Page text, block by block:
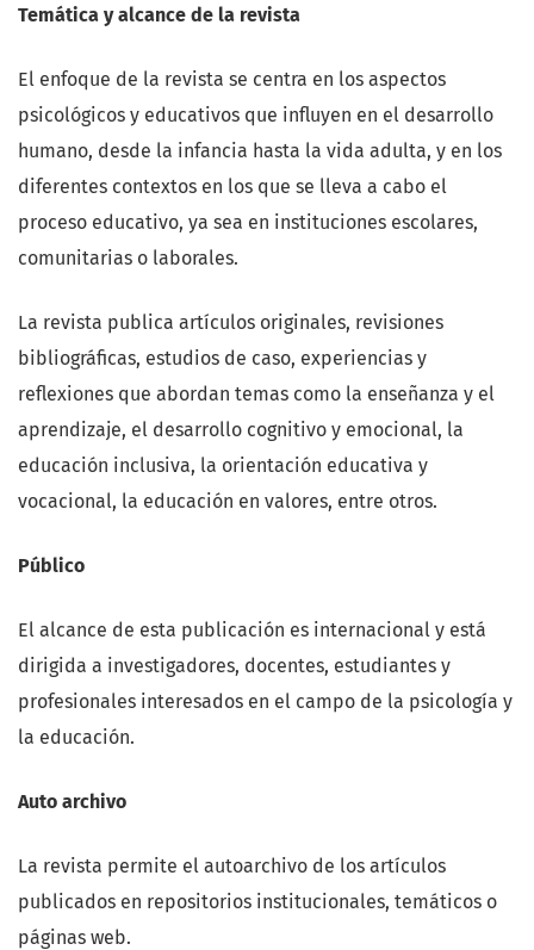
Temática y alcance de la revista
El enfoque de la revista se centra en los aspectos
psicológicos y educativos que influyen en el desarrollo
humano, desde la infancia hasta la vida adulta, y en los
diferentes contextos en los que se lleva a cabo el
proceso educativo, ya sea en instituciones escolares,
comunitarias o laborales.
La revista publica artículos originales, revisiones
bibliográficas, estudios de caso, experiencias y
reflexiones que abordan temas como la enseñanza y el
aprendizaje, el desarrollo cognitivo y emocional, la
educación inclusiva, la orientación educativa y
vocacional, la educación en valores, entre otros.
Público
El alcance de esta publicación es internacional y está
dirigida a investigadores, docentes, estudiantes y
profesionales interesados en el campo de la psicología y
la educación.
Auto archivo
La revista permite el autoarchivo de los artículos
publicados en repositorios institucionales, temáticos o
páginas web.